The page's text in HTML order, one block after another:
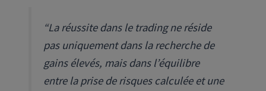
“La réussite dans le trading ne réside
pas uniquement dans la recherche de
gains élevés, mais dans l’équilibre
entre la prise de risques calculée et une